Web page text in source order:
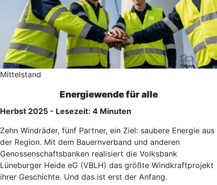
Mittelstand
Energiewende für alle
Herbst 2025 - Lesezeit: 4 Minuten
Zehn Windräder, fünf Partner, ein Ziel: saubere Energie aus
der Region. Mit dem Bauernverband und anderen
Genossenschaftsbanken realisiert die Volksbank
Lüneburger Heide eG (VBLH) das größte Windkraftprojekt
ihrer Geschichte. Und das ist erst der Anfang.